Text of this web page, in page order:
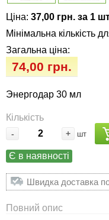
Ціна: 37,00 грн. за 1
Мінімальна кількість
Загальна ціна:
74,00 грн.
Энергодар 30 мл
Кількість
- + шт
Є в наявності
Швидка доставка по
Повний опис
Семена перца
Семена петрушки
Семена пряных трав
Семена редиса
Семена редьки
Семена салата
Семена свеклы
Удобрения
100 г
300 г
Удобрения «Чистый
Удобрения «Чистый
Опрыскиватели
Горшки для цветов,
Перчатки
Тенты
Средства защиты от
Средства защиты от